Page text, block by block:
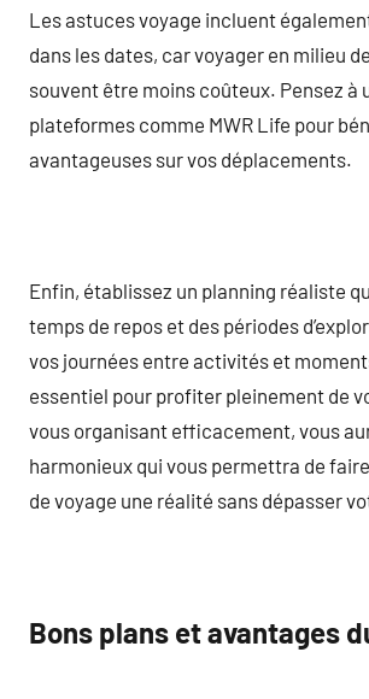
Les astuces voyage incluent
dans les dates, car voyager en milieu
souvent être moins coûteux. Pensez à
plateformes comme MWR Life pour
avantageuses sur vos déplacements.
Enfin, établissez un planning réaliste
temps de repos et des périodes
vos journées entre activités et
essentiel pour profiter pleinement de
vous organisant efficacement, vous
harmonieux qui vous permettra de
de voyage une réalité sans dépasser
Bons plans et avantages